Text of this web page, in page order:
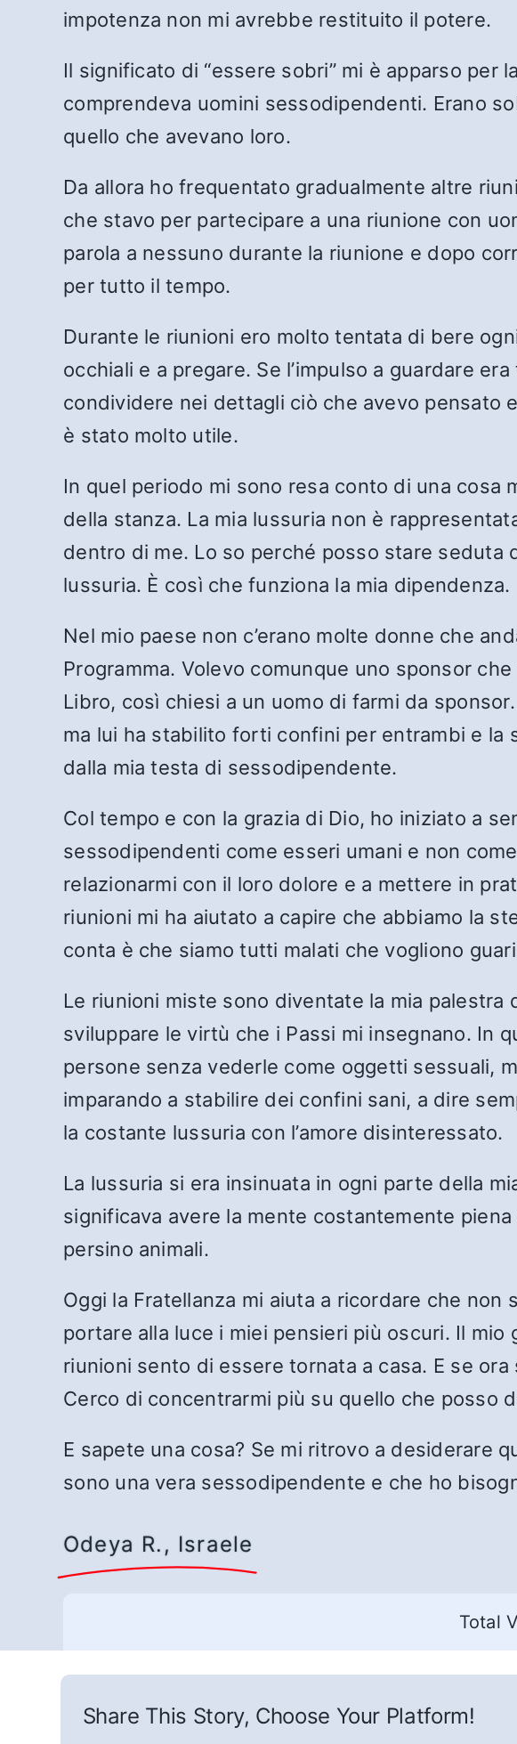
impotenza non mi avrebbe restituito il potere.
Il significato di “essere sobri” mi è apparso
comprendeva uomini sessodipendenti. Erano
quello che avevano loro.
Da allora ho frequentato gradualmente altre
che stavo per partecipare a una riunione con
parola a nessuno durante la riunione e dopo
per tutto il tempo.
Durante le riunioni ero molto tentata di bere
occhiali e a pregare. Se l’impulso a guardare
condividere nei dettagli ciò che avevo pensato
è stato molto utile.
In quel periodo mi sono resa conto di una cosa
della stanza. La mia lussuria non è
dentro di me. Lo so perché posso stare seduta
lussuria. È così che funziona la mia dipendenza.
Nel mio paese non c’erano molte donne che
Programma. Volevo comunque uno sponsor
Libro, così chiesi a un uomo di farmi da
ma lui ha stabilito forti confini per entrambi e la
dalla mia testa di sessodipendente.
Col tempo e con la grazia di Dio, ho iniziato a
sessodipendenti come esseri umani e non
relazionarmi con il loro dolore e a mettere in
riunioni mi ha aiutato a capire che abbiamo la
conta è che siamo tutti malati che vogliono
Le riunioni miste sono diventate la mia
sviluppare le virtù che i Passi mi insegnano. In
persone senza vederle come oggetti sessuali,
imparando a stabilire dei confini sani, a dire
la costante lussuria con l’amore disinteressato.
La lussuria si era insinuata in ogni parte della
significava avere la mente costantemente
persino animali.
Oggi la Fratellanza mi aiuta a ricordare che
portare alla luce i miei pensieri più oscuri. Il
riunioni sento di essere tornata a casa. E se
Cerco di concentrarmi più su quello che posso
E sapete una cosa? Se mi ritrovo a desiderare
sono una vera sessodipendente e che ho
Odeya R., Israele
Total
Share This Story, Choose Your Platform!